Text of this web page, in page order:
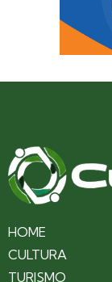
HOME
CULTURA
TURISMO